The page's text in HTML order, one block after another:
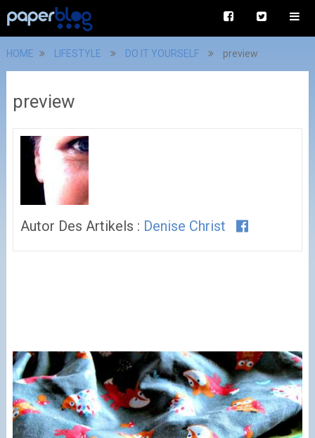
HOME LIFESTYLE DO IT YOURSELF preview
preview
Autor Des Artikels : Denise Christ